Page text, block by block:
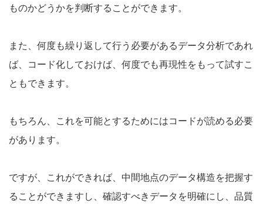
ものかどうかを判断することができます。
また、何度も繰り返して行う必要があるデータ分析であれ
ば、コード化しておけば、何度でも再現性をもって試すこ
ともできます。
もちろん、これを可能とするためにはコードが読める必要
があります。
ですが、これができれば、中間地点のデータ構造を把握す
ることができますし、確認すべきデータを明確にし、品質